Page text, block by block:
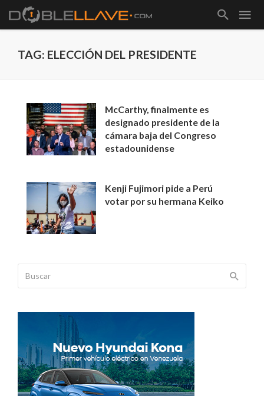
TAG: ELECCIÓN DEL PRESIDENTE
McCarthy, finalmente es
designado presidente de la
cámara baja del Congreso
estadounidense
Kenji Fujimori pide a Perú
votar por su hermana Keiko